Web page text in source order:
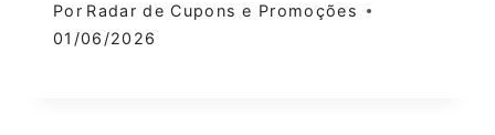
Por Radar de Cupons e Promoções
01/06/2026